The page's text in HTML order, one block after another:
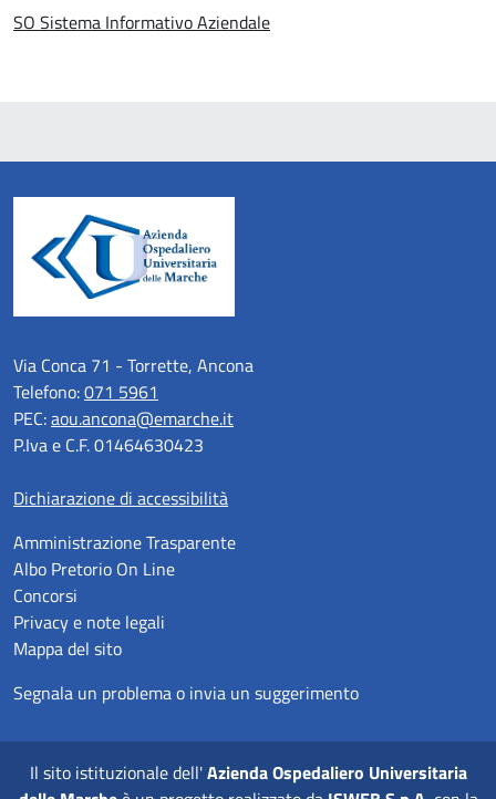
SO Sistema Informativo Aziendale
Via Conca 71 - Torrette, Ancona
Telefono:071 5961
PEC:aou.ancona@emarche.it
P.Iva e C.F. 01464630423
Dichiarazione di accessibilità
Amministrazione Trasparente
Albo Pretorio On Line
Concorsi
Privacy e note legali
Mappa del sito
Segnala un problema o invia un suggerimento
Il sito istituzionale dell'Azienda Ospedaliero Universitaria